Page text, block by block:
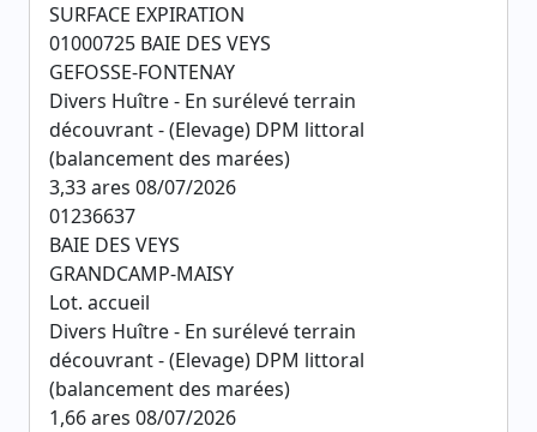
SURFACE EXPIRATION
01000725 BAIE DES VEYS
GEFOSSE-FONTENAY
Divers Huître - En surélevé terrain
découvrant - (Elevage) DPM littoral
(balancement des marées)
3,33 ares 08/07/2026
01236637
BAIE DES VEYS
GRANDCAMP-MAISY
Lot. accueil
Divers Huître - En surélevé terrain
découvrant - (Elevage) DPM littoral
(balancement des marées)
1,66 ares 08/07/2026